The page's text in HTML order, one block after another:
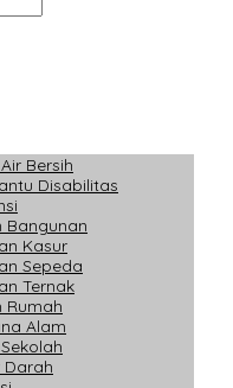
Bersih
Disabilitas
Bangunan
Kasur
Sepeda
Ternak
Rumah
Alam
Darah